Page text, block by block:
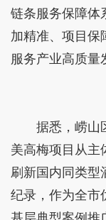
链条服务保障体
加精准、项目保
服务产业高质量
据悉，崂山
美高梅项目从主
刷新国内同类型
纪录，作为全市